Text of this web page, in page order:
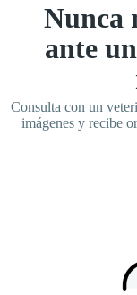
Nunca
ante
Consulta con un
imágenes y recibe